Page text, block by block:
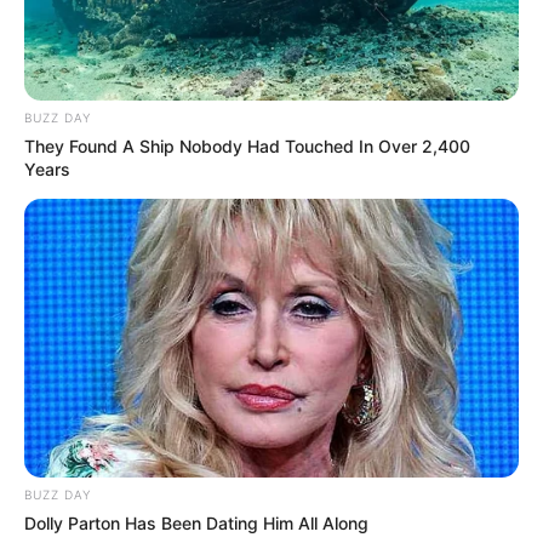
EPIC KRONOS (12) : un talent confirmé qui
attend sa revanche
Tout d’abord,EPIC KRONOS (12)a connu un récent
contretemps à Vincennes, en raison de problèmes aux
pieds. Cela explique sa faute prématurée dans la descente,
alors qu’il effectuait sa rentrée sur la cendrée parisienne.
Toutefois, malgré cet incident, il a continué correctement
en retrait, montrant qu’il conservait toutes ses qualités.
Mais ce cheval a largement rassuré par la suite. Il a remis
les pendules à l’heure lors d’une sortie suivante, prouvant
qu’il possédait la pointure d’un tel lot. D’ailleurs, il dispose
de solides références internationales et a déjà dominé
plusieurs rivaux de premier plan.
BUZZ DAY
They Found A Ship Nobody Had Touched In Over 2,400
Years
BUZZ DAY
Dolly Parton Has Been Dating Him All Along